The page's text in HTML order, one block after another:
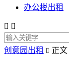
办公楼出租
 
创意园出租  正文